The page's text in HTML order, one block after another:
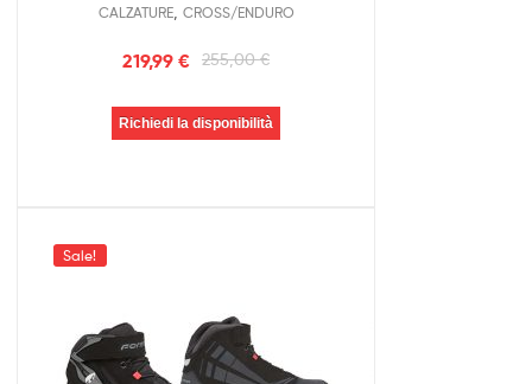
CALZATURE, CROSS/ENDURO
255,00€
219,99€
Richiedi la disponibilità
Sale!